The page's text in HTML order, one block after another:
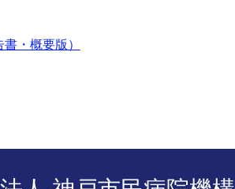
・概要版）